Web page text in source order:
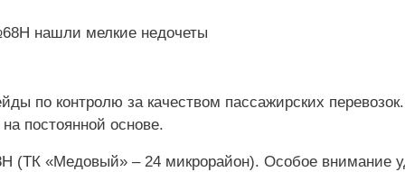
по контролю за качеством пассажирских
постоянной основе.
«Медовый» – 24 микрорайон). Особое внимание